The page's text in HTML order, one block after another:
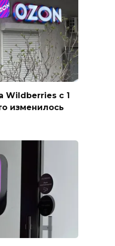
Wildberries с 1
изменилось